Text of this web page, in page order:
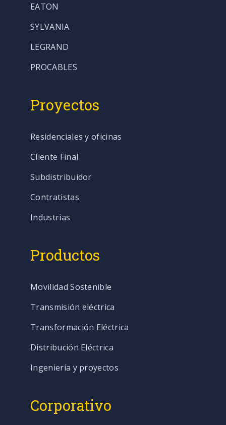
EATON
SYLVANIA
LEGRAND
PROCABLES
Proyectos
Residenciales y oficinas
Cliente Final
Subdistribuidor
Contratistas
Industrias
Productos
Movilidad Sostenible
Transmisión eléctrica
Transformación Eléctrica
Distribución Eléctrica
Ingeniería y proyectos
Corporativo